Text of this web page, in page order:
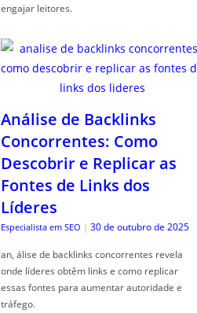
engajar leitores.
Análise de Backlinks
Concorrentes: Como
Descobrir e Replicar as
Fontes de Links dos
Líderes
Especialista em SEO | 30 de outubro de 2025
an, álise de backlinks concorrentes revela
onde líderes obtêm links e como replicar
essas fontes para aumentar autoridade e
tráfego.